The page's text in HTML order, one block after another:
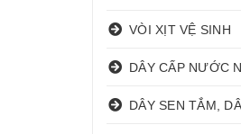
VÒI XỊT VỆ SINH